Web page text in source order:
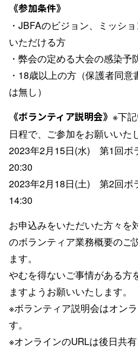
《参加条件》
・JBFAのビジョン、ミッシ
いただける方
・弊会の定める大会の感染
・18歳以上の方（保護者同
は無し）
《ボランティア説明会》 ※下
日程で、ご参加をお願いいた
2023年2月15日(水) 第1回ボ
20:30
2023年2月18日(土) 第2回ボ
14:30
お申込みをいただいた方々を
のボランティア業務概要のご
ます。
やむを得ないご事情がある方
ますようお願いいたします。
※ボランティア説明会はオン
す。
※オンラインのURLは後日共有